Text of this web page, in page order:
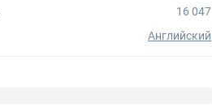
16 047
Английский